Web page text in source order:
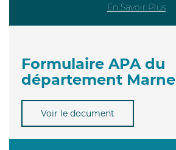
En Savoir Plus
Formulaire APA du
département Marne
Voir le document